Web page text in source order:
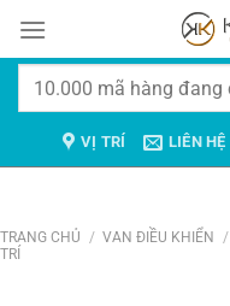
đến
Tìm
VỊ TRÍ LIÊN HỆ
TRANG CHỦ / VAN ĐIỀU KHIỂN /
TRÍ